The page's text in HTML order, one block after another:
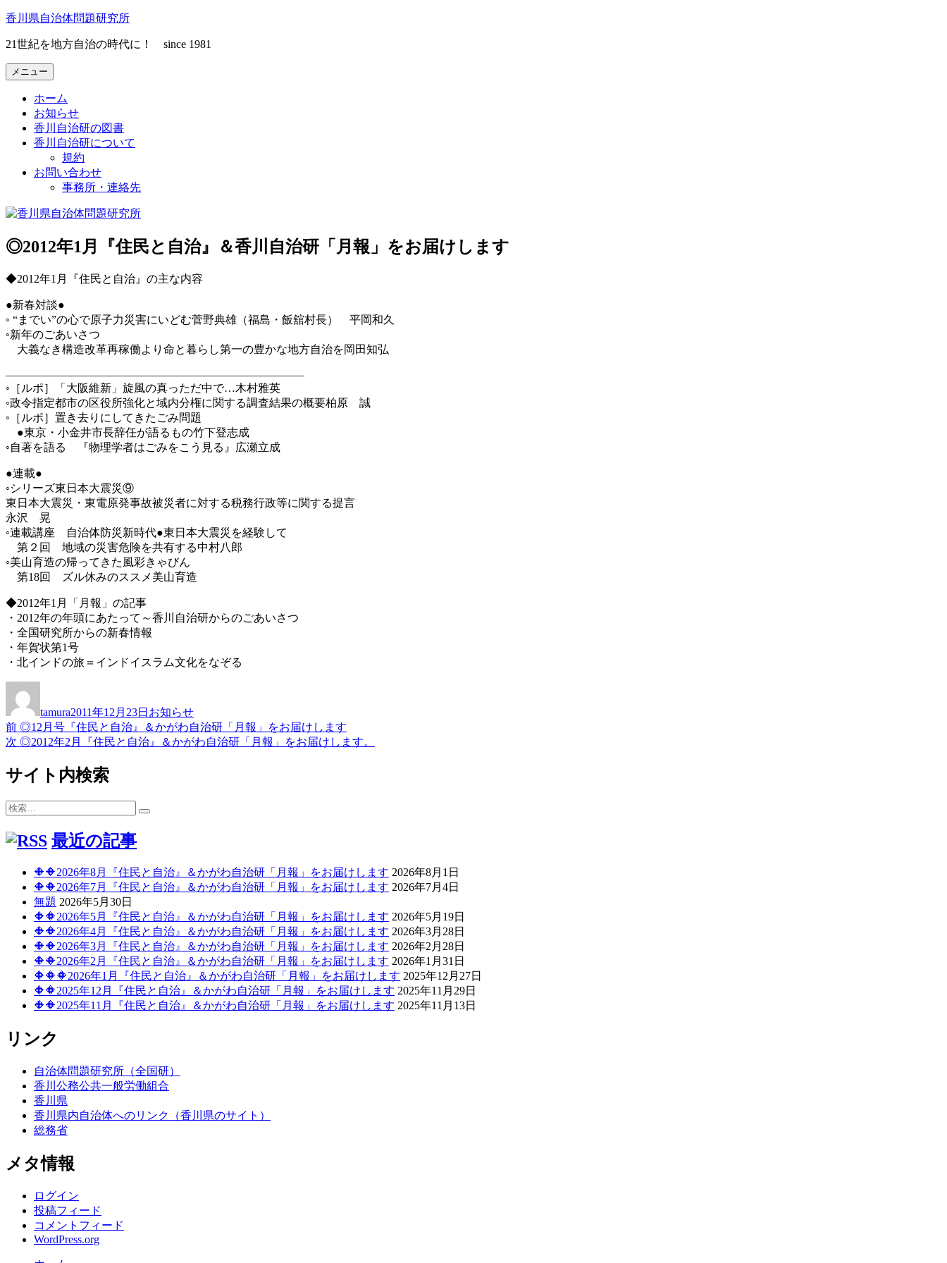
コ
テ
ン
ツ
香川県自治体問題研究所
21世紀を地方自治の時代に！ since 1981
メニュー
ホーム
お知らせ
香川自治研の図書
香川自治研について
規約
お問い合わせ
事務所・連絡先
◎2012年1月『住民と自治』＆香川自治研「月報」をお届けします
◆2012年1月『住民と自治』の主な内容
●新春対談●
◦ “までい”の心で原子力災害にいどむ菅野典雄（福島・飯舘村長） 平岡和久
◦新年のごあいさつ
大義なき構造改革再稼働より命と暮らし第一の豊かな地方自治を岡田知弘
——————————————————————————–
◦［ルポ］「大阪維新」旋風の真っただ中で…木村雅英
◦政令指定都市の区役所強化と域内分権に関する調査結果の概要柏原 誠
◦［ルポ］置き去りにしてきたごみ問題
●東京・小金井市長辞任が語るもの竹下登志成
◦自著を語る 『物理学者はごみをこう見る』広瀬立成
●連載●
◦シリーズ東日本大震災⑨
東日本大震災・東電原発事故被災者に対する税務行政等に関する提言
永沢 晃
◦連載講座 自治体防災新時代●東日本大震災を経験して
第２回 地域の災害危険を共有する中村八郎
◦美山育造の帰ってきた風彩きゃびん
第18回 ズル休みのススメ美山育造
◆2012年1月「月報」の記事
・2012年の年頭にあたって～香川自治研からのごあいさつ
・全国研究所からの新春情報
・年賀状第1号
・北インドの旅＝インドイスラム文化をなぞる
者
tamura日:
2011年12月23日ゴ
リ
ー
お知らせ
投
稿
ナ
ビ
ゲ
ー
前 前
の
稿:
◎12月号『住民と自治』＆かがわ自治研「月報」をお届けします
次 次
投
稿:
◎2012年2月『住民と自治』＆かがわ自治研「月報」をお届けします。
サイト内検索
検
検
最近の記事
🔶🔶2026年8月『住民と自治』＆かがわ自治研「月報」をお届けします 2026年8月1日
🔶🔶2026年7月『住民と自治』＆かがわ自治研「月報」をお届けします 2026年7月4日
無題 2026年5月30日
🔶🔶2026年5月『住民と自治』＆かがわ自治研「月報」をお届けします 2026年5月19日
🔶🔶2026年4月『住民と自治』＆かがわ自治研「月報」をお届けします 2026年3月28日
🔶🔶2026年3月『住民と自治』＆かがわ自治研「月報」をお届けします 2026年2月28日
🔶🔶2026年2月『住民と自治』＆かがわ自治研「月報」をお届けします 2026年1月31日
🔶🔶🔶2026年1月『住民と自治』＆かがわ自治研「月報」をお届けします 2025年12月27日
🔶🔶2025年12月『住民と自治』＆かがわ自治研「月報」をお届けします 2025年11月29日
🔶🔶2025年11月『住民と自治』＆かがわ自治研「月報」をお届けします 2025年11月13日
リンク
自治体問題研究所（全国研）
香川公務公共一般労働組合
香川県
香川県内自治体へのリンク（香川県のサイト）
総務省
メタ情報
ログイン
投稿フィード
コメントフィード
WordPress.org